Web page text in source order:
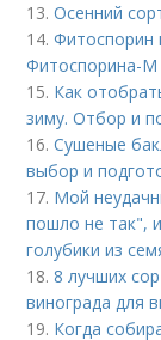
13.Осенний
14.Фитоспорин
Фитоспорина-М
15. Как
зиму. Отбор и
16.Сушеные
выбор и
17. Мой
пошло не так",
голубики из
18.8 лучших
винограда для
19. Когда